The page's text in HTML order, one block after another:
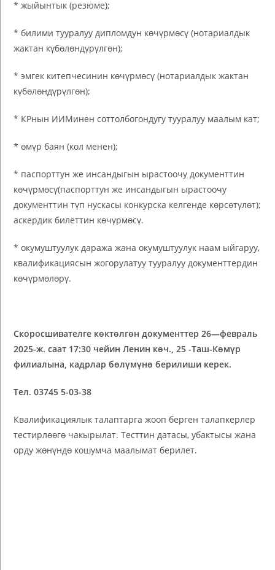
* жыйынтык (резюме);
* билими тууралуу дипломдун көчүрмөсү (нотариалдык
жактан күбөлөндүрүлгөн);
* эмгек китепчесинин көчүрмөсү (нотариалдык жактан
күбөлөндүрүлгөн);
* КРнын ИИМинен соттолбогондугу тууралуу маалым кат;
* өмүр баян (кол менен);
* паспорттун же инсандыгын ырастоочу документтин
көчүрмөсү(паспорттун же инсандыгын ырастоочу
документтин түп нускасы конкурска келгенде көрсөтүлөт);
аскердик билеттин көчүрмөсү.
* окумуштуулук даража жана окумуштуулук наам ыйгаруу,
квалификациясын жогорулатуу тууралуу документтердин
көчүрмөлөрү.
Скоросшивателге көктөлгөн документтер26—февраль
2025-ж. саат 17:30 чейин Ленин көч., 25 -Таш-Көмүр
филиалына, кадрлар бөлүмүнө берилиши керек.
Тел. 03745 5-03-38
Квалификациялык талаптарга жооп берген талапкерлер
тестирлөөгө чакырылат. Тесттин датасы, убактысы жана
орду жөнүндө кошумча маалымат берилет.